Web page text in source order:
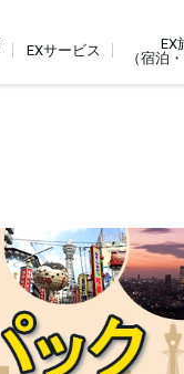
EXサービス
EX
（宿泊